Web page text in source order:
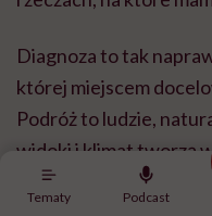
Tematy Podcast
Diagnoza to tak
której miejscem
Podróż to ludzie,
widoki i klimat tworzą
kolacji schodzi na